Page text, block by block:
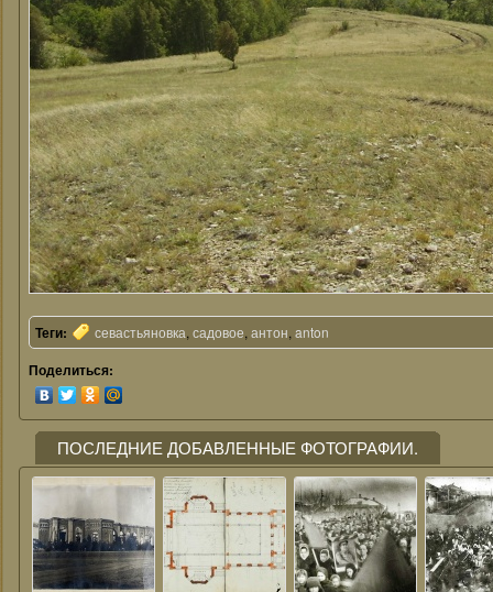
Теги: севастьяновка, садовое, антон, anton
Поделиться:
ПОСЛЕДНИЕ ДОБАВЛЕННЫЕ ФОТОГРАФИИ.